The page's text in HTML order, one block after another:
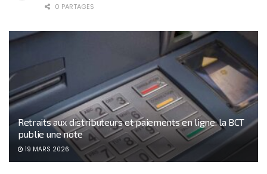
0 PARTAGES
Retraits aux distributeurs et paiements en ligne: la BCT
publie une note
19 MARS 2026